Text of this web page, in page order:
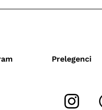
Prelegenci